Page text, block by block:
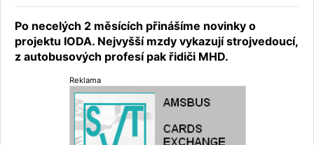
Po necelých 2 měsících přinášíme novinky o
projektu IODA. Nejvyšší mzdy vykazují strojvedoucí,
z autobusových profesí pak řidiči MHD.
Reklama